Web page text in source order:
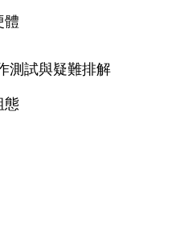
體
測試與疑難排解
態